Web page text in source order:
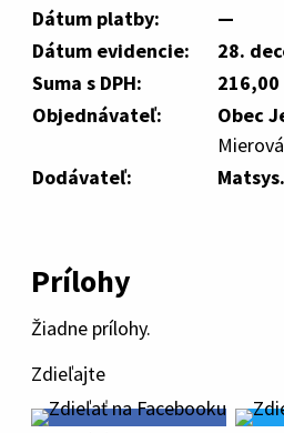
Dátum platby:
—
Dátum evidencie:
28.
Suma s DPH:
216,00
Objednávateľ:
Obec
Dodávateľ:
Prílohy
Žiadne prílohy.
Zdieľajte